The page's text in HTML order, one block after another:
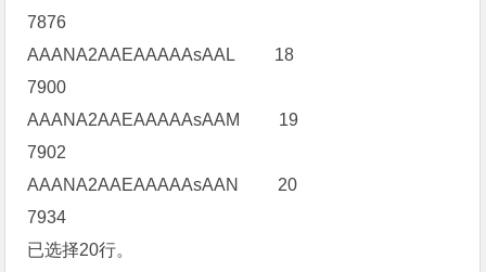
7876
AAANA2AAEAAAAAsAAL 18
7900
AAANA2AAEAAAAAsAAM 19
7902
AAANA2AAEAAAAAsAAN 20
7934
已选择20行。